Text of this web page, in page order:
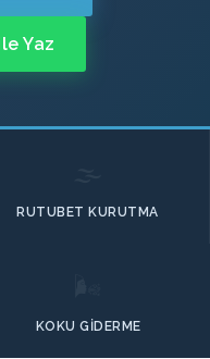
Yaz
RUTUBET KURUTMA
KOKU GIDERME